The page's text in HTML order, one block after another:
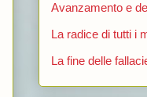
Avanzamento e
La radice di tutti i
La fine delle